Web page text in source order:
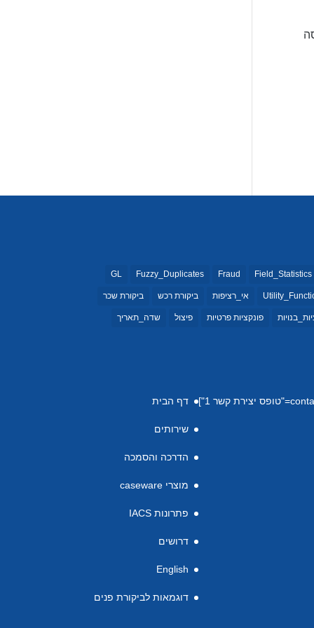
Field_Statistics
Fraud
Fuzzy_Duplicates
GL
אי_רציפות ביקורת רכש ביקורת שכר
פונקציות פרטיות פיצול שדה_תאריך
דף הבית
שירותים
הדרכה והסמכה
מוצרי caseware
פתרונות IACS
דרושים
English
דוגמאות לביקורת פנים